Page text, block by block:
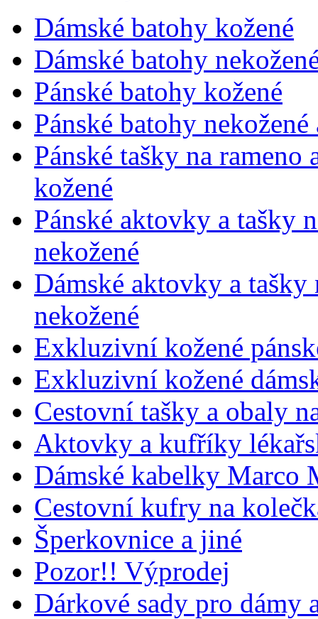
Dámské batohy kožené
Dámské batohy
Pánské batohy kožené
Pánské batohy
Pánské tašky na
kožené
Pánské aktovky a tašky
nekožené
Dámské aktovky a
nekožené
Exkluzivní kožené
Exkluzivní kožené
Cestovní tašky a obaly
Aktovky a kufříky
Dámské kabelky Marco
Cestovní kufry na
Šperkovnice a jiné
Pozor!! Výprodej
Dárkové sady pro dámy